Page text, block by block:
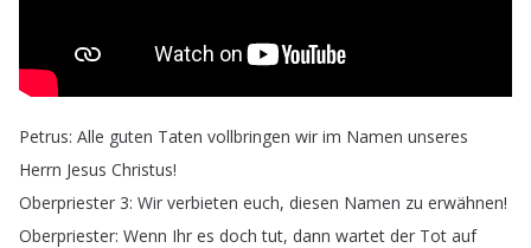
Petrus: Alle guten Taten vollbringen wir im Namen unseres
Herrn Jesus Christus!
Oberpriester 3: Wir verbieten euch, diesen Namen zu erwähnen!
Oberpriester: Wenn Ihr es doch tut, dann wartet der Tot auf